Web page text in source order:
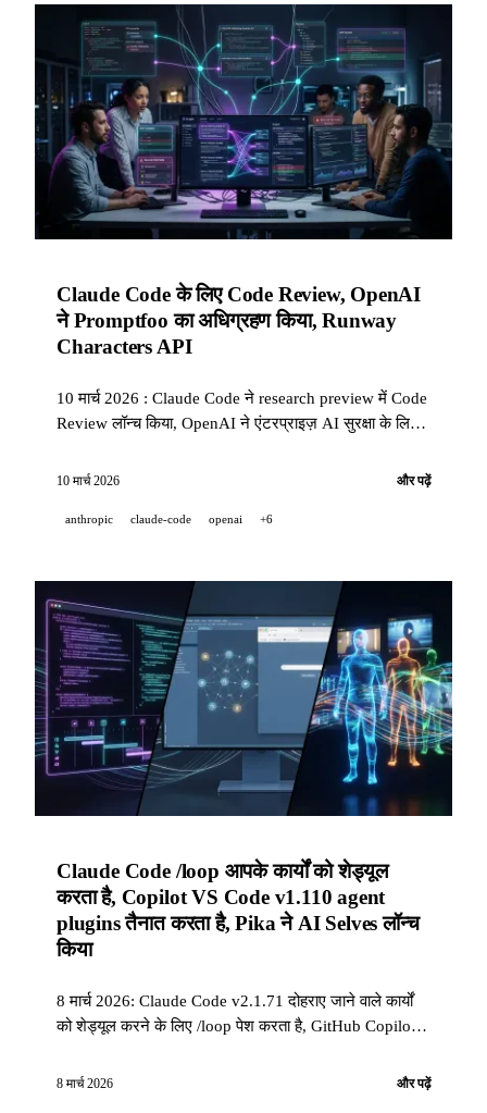
Claude Code के लिए Code Review, OpenAI
ने Promptfoo का अधिग्रहण किया, Runway
Characters API
10 मार्च 2026 : Claude Code ने research preview में Code
Review लॉन्च किया, OpenAI ने एंटरप्राइज़ AI सुरक्षा के लिए
आधारित रियल-टाइम वीडियो एजेंट्स Characters API खोली।
10 मार्च 2026 और पढ़ें
anthropic claude-code openai +6
Claude Code /loop आपके कार्यों को शेड्यूल
करता है, Copilot VS Code v1.110 agent
plugins तैनात करता है, Pika ने AI Selves लॉन्च
किया
8 मार्च 2026: Claude Code v2.1.71 दोहराए जाने वाले कार्यों
को शेड्यूल करने के लिए /loop पेश करता है, GitHub Copilot
टूल्स लाता है, Pika वीडियो डिजिटल ट्विन्स के लिए AI Selves
8 मार्च 2026 और पढ़ें